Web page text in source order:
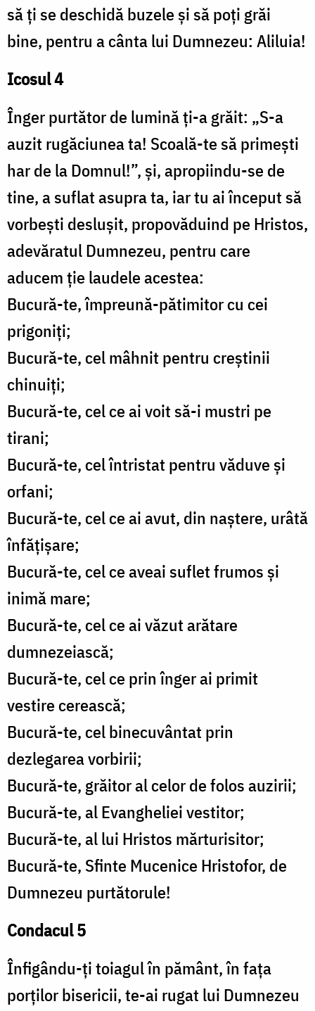
să ți se deschidă buzele și să poți grăi
bine, pentru a cânta lui Dumnezeu: Aliluia!
Icosul 4
Înger purtător de lumină ți-a grăit: „S-a
auzit rugăciunea ta! Scoală-te să primești
har de la Domnul!”, și, apropiindu-se de
tine, a suflat asupra ta, iar tu ai început să
vorbești deslușit, propovăduind pe Hristos,
adevăratul Dumnezeu, pentru care
aducem ție laudele acestea:
Bucură-te, împreună-pătimitor cu cei
prigoniți;
Bucură-te, cel mâhnit pentru creștinii
chinuiți;
Bucură-te, cel ce ai voit să-i mustri pe
tirani;
Bucură-te, cel întristat pentru văduve și
orfani;
Bucură-te, cel ce ai avut, din naștere, urâtă
înfățișare;
Bucură-te, cel ce aveai suflet frumos și
inimă mare;
Bucură-te, cel ce ai văzut arătare
dumnezeiască;
Bucură-te, cel ce prin înger ai primit
vestire cerească;
Bucură-te, cel binecuvântat prin
dezlegarea vorbirii;
Bucură-te, grăitor al celor de folos auzirii;
Bucură-te, al Evangheliei vestitor;
Bucură-te, al lui Hristos mărturisitor;
Bucură-te, Sfinte Mucenice Hristofor, de
Dumnezeu purtătorule!
Condacul 5
Înfigându-ți toiagul în pământ, în fața
porților bisericii, te-ai rugat lui Dumnezeu